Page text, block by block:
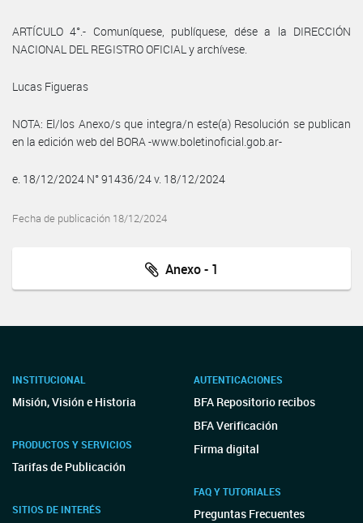
ARTÍCULO 4°.- Comuníquese, publíquese, dése a la DIRECCIÓN
NACIONAL DEL REGISTRO OFICIAL y archívese.
Lucas Figueras
NOTA: El/los Anexo/s que integra/n este(a) Resolución se publican
en la edición web del BORA -www.boletinoficial.gob.ar-
e. 18/12/2024 N° 91436/24 v. 18/12/2024
Fecha de publicación 18/12/2024
Anexo - 1
INSTITUCIONAL
Misión, Visión e Historia
PRODUCTOS Y SERVICIOS
Tarifas de Publicación
SITIOS DE INTERÉS
AUTENTICACIONES
BFA Repositorio recibos
BFA Verificación
Firma digital
FAQ Y TUTORIALES
Preguntas Frecuentes